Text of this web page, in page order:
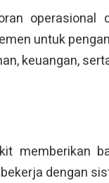
untuk
keuangan,
memberikan
dengan